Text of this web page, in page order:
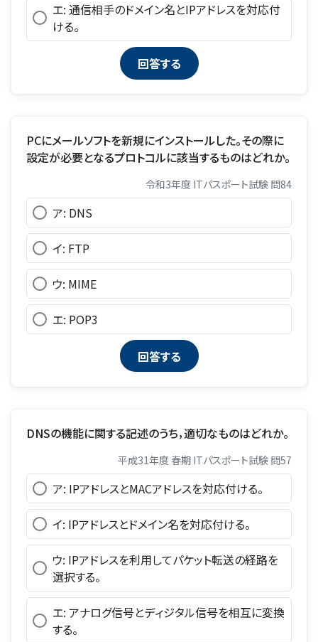
エ: 通信相手のドメイン名とIPアドレスを対応付
ける。
PCにメールソフトを新規にインストールした。その際に
設定が必要となるプロトコルに該当するものはどれか。
令和3年度 ITパスポート試験 問84
ア: DNS
イ: FTP
ウ: MIME
エ: POP3
DNSの機能に関する記述のうち，適切なものはどれか。
平成31年度 春期 ITパスポート試験 問57
ア: IPアドレスとMACアドレスを対応付ける。
イ: IPアドレスとドメイン名を対応付ける。
ウ: IPアドレスを利用してパケット転送の経路を
選択する。
エ: アナログ信号とディジタル信号を相互に変換
する。